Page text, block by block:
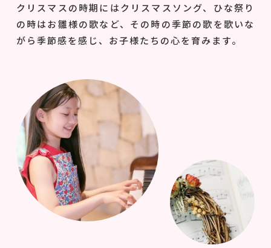
クリスマスの時期にはクリスマスソング、ひな祭り
の時はお雛様の歌など、その時の季節の歌を歌いな
がら季節感を感じ、お子様たちの心を育みます。